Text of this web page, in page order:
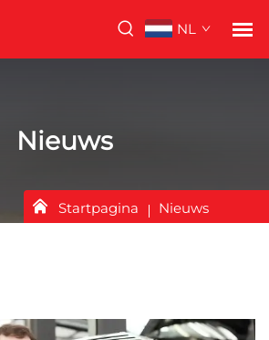
NL
Nieuws
Startpagina Nieuws